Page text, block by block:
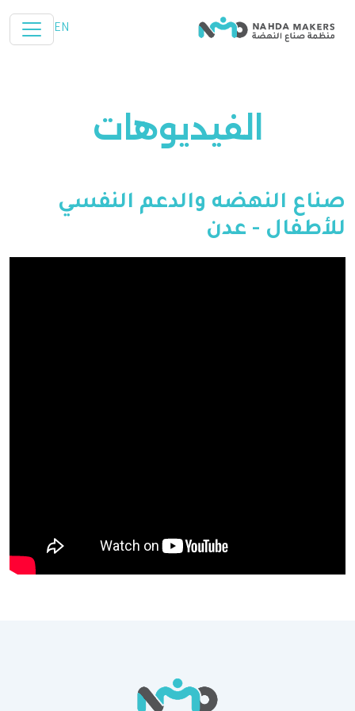
EN
الفيديوهات
صناع النهضه والدعم النفسي
للأطفال - عدن